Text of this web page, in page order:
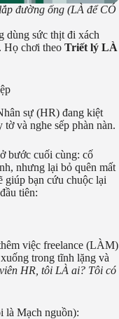
đường ống (LÀ để CÓ
dùng sức thịt đi xách
. Họ chơi theo Triết lý LÀ
sự (HR) đang kiệt
và nghe sếp phàn nàn.
bước cuối cùng: cố
nhưng lại bỏ quên mất
bạn cứu chuộc lại
tiên:
việc freelance (LÀM)
trong tĩnh lặng và
HR, tôi LÀ ai? Tôi có
là Mạch nguồn):